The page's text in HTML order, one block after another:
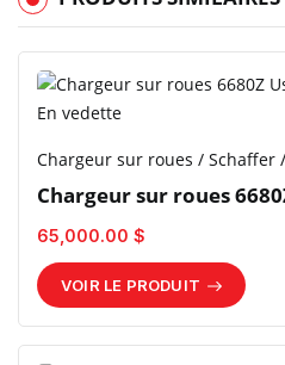
En vedette
Chargeur sur roues / Schaffer
Chargeur sur roues
65,000.00 $
VOIR LE PRODUIT